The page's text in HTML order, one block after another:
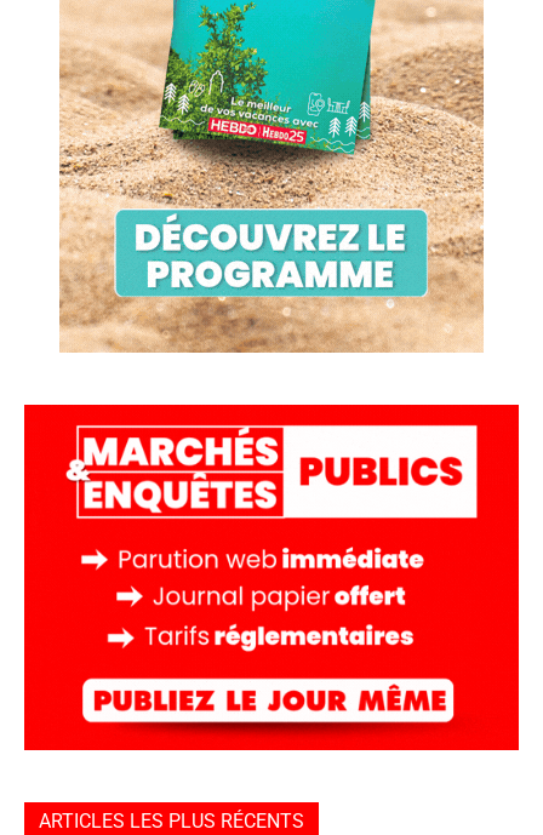
ARTICLES LES PLUS RÉCENTS